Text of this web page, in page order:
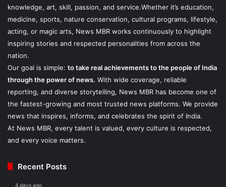
knowledge, art, skill, passion, and service.Whether it’s education,
medicine, sports, nature conservation, cultural programs, lifestyle,
acting, or magic arts, News MBR works continuously to highlight
inspiring stories and respected personalities from across the
nation.
Our goal is simple: to take real achievements to the people of India
through the power of news. With wide coverage, reliable
reporting, and diverse storytelling, News MBR has become one of
the fastest-growing and most trusted news platforms. We provide
news that inspires, informs, and celebrates the spirit of India.
At News MBR, every talent is valued, every culture is respected,
and every voice matters.
Recent Posts
4 days ago